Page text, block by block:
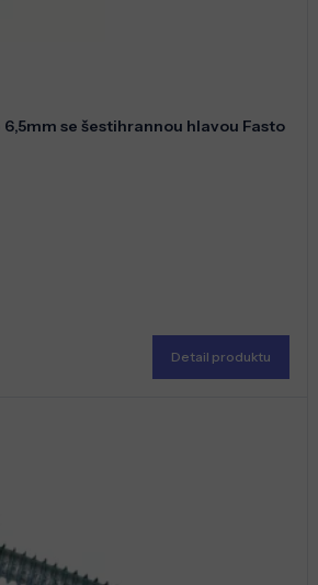
se šestihrannou hlavou Fasto
Detail produktu